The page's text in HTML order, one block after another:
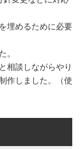
埋めるために必要
相談しながらやり
作しました。（使